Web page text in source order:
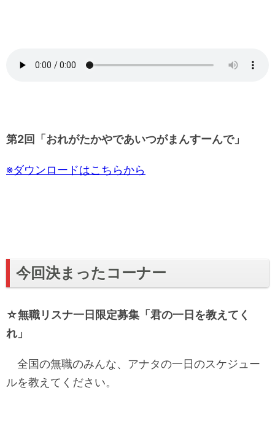
第2回「おれがたかやであいつがまんすーんで」
※ダウンロードはこちらから
今回決まったコーナー
☆無職リスナ一日限定募集「君の一日を教えてく
れ」
全国の無職のみんな、アナタの一日のスケジュー
ルを教えてください。